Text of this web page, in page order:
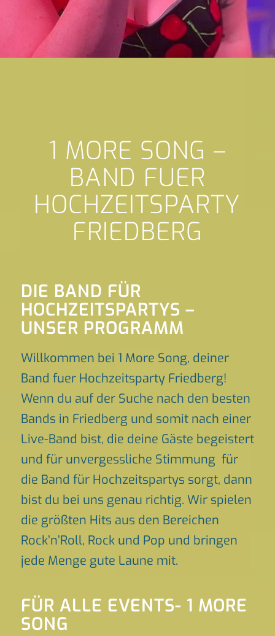
1 MORE SONG –
BAND FUER
HOCHZEITSPARTY
FRIEDBERG
DIE BAND FÜR
HOCHZEITSPARTYS –
UNSER PROGRAMM
Willkommen bei 1 More Song, deiner
Band fuer Hochzeitsparty Friedberg!
Wenn du auf der Suche nach den besten
Bands in Friedberg und somit nach einer
Live-Band bist, die deine Gäste begeistert
und für unvergessliche Stimmung für
die Band für Hochzeitspartys sorgt, dann
bist du bei uns genau richtig. Wir spielen
die größten Hits aus den Bereichen
Rock’n’Roll, Rock und Pop und bringen
jede Menge gute Laune mit.
FÜR ALLE EVENTS- 1 MORE
SONG